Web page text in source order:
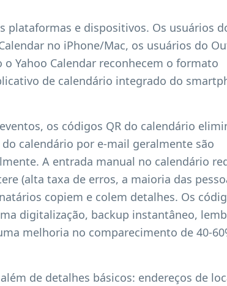
plataformas e dispositivos. Os usuários
no iPhone/Mac, os usuários do
Yahoo Calendar reconhecem o formato
de calendário integrado do
os códigos QR do calendário
calendário por e-mail geralmente são
A entrada manual no calendário
(alta taxa de erros, a maioria das
copiem e colem detalhes. Os
digitalização, backup instantâneo,
melhoria no comparecimento de 40-
de detalhes básicos: endereços de